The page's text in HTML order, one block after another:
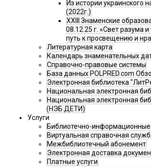
Из истории украинского
(2022г.)
XXIII Знаменские
08.12.25 г. «Свет разума
путь к просвещению и
Литературная карта
Календарь знаменательных
Справочно-правовые системы
База данных POLPRED.com
Электронная библиотека
Национальная электронная
Национальная электронная
(НЭБ.ДЕТИ)
Услуги
Библиотечно-информационные
Виртуальная справочная
Межбиблиотечный абонемент
Электронная доставка
Платные услуги